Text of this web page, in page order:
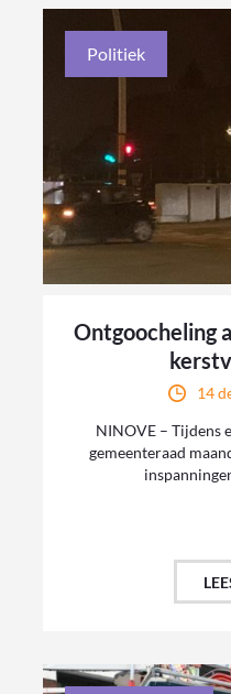
Politiek
Ontgoocheling
14
NINOVE – Tijdens
gemeenteraad